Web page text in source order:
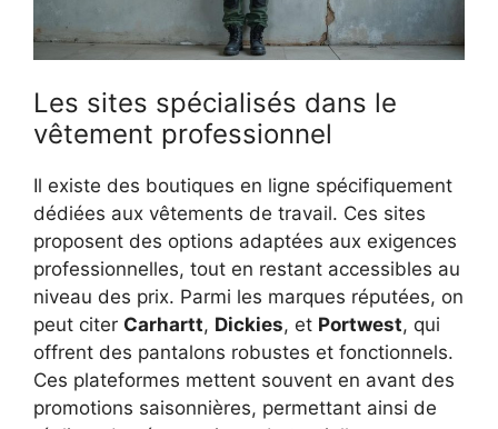
Les sites spécialisés dans le
vêtement professionnel
Il existe des boutiques en ligne spécifiquement
dédiées aux vêtements de travail. Ces sites
proposent des options adaptées aux exigences
professionnelles, tout en restant accessibles au
niveau des prix. Parmi les marques réputées, on
peut citer Carhartt, Dickies, et Portwest, qui
offrent des pantalons robustes et fonctionnels.
Ces plateformes mettent souvent en avant des
promotions saisonnières, permettant ainsi de